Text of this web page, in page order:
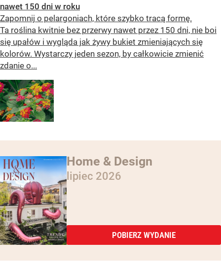
nawet 150 dni w roku
Zapomnij o pelargoniach, które szybko tracą formę.
Ta roślina kwitnie bez przerwy nawet przez 150 dni, nie boi
się upałów i wygląda jak żywy bukiet zmieniających się
kolorów. Wystarczy jeden sezon, by całkowicie zmienić
zdanie o...
Home & Design
lipiec 2026
POBIERZ WYDANIE